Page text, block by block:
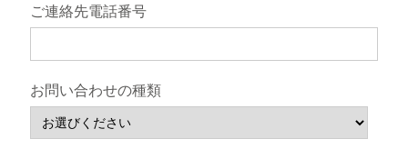
ご連絡先電話番号
お問い合わせの種類